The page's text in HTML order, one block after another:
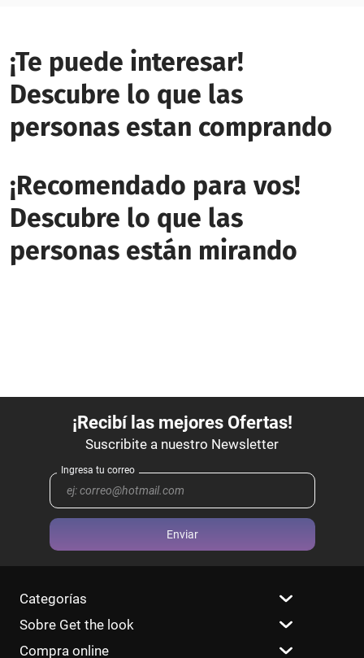
¡Te puede interesar!
Descubre lo que las
personas estan comprando
¡Recomendado para vos!
Descubre lo que las
personas están mirando
Enviar
Categorías
Sobre Get the look
Compra online